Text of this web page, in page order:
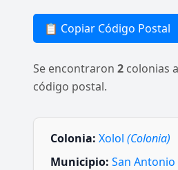
📋 Copiar Código Postal
Se encontraron 2 colonias
código postal.
Colonia: Xolol (Colonia)
Municipio: San Antonio